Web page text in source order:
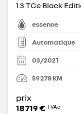
1.3 TCe Black
essence
Automatique
03/2021
59 278KM
prix
18 719 € TVAc